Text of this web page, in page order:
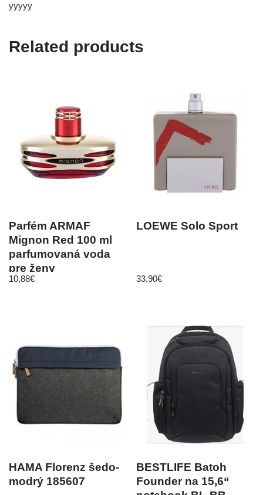
yyyyy
Related products
Parfém ARMAF
Mignon Red 100 ml
parfumovaná voda
pre ženy
10,88€
LOEWE Solo Sport
33,90€
HAMA Florenz šedo-
modrý 185607
BESTLIFE Batoh
Founder na 15,6“